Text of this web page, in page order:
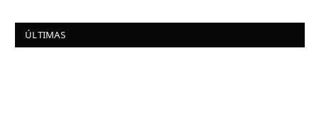
ÚLTIMAS